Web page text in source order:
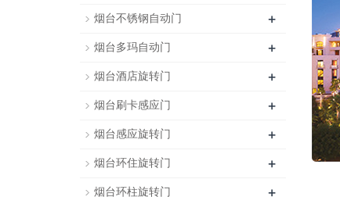
烟台不锈钢自动门 +
烟台多玛自动门 +
烟台酒店旋转门 +
烟台刷卡感应门 +
烟台感应旋转门 +
烟台环住旋转门 +
烟台环柱旋转门 +